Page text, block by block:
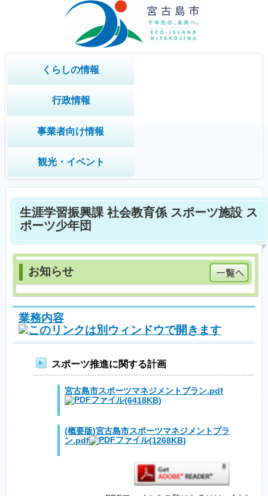
くらしの情報
行政情報
事業者向け情報
観光・イベント
生涯学習振興課 社会教育係 スポーツ施設 ス
ポーツ少年団
業務内容
スポーツ推進に関する計画
宮古島市スポーツマネジメントプラン.pdf
(6418KB)
(概要版)宮古島市スポーツマネジメントプラ
ン.pdf
(1268KB)